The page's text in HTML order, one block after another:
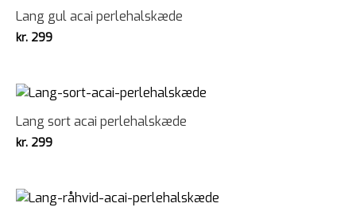
Lang gul acai perlehalskæde
kr. 299
Lang sort acai perlehalskæde
kr. 299